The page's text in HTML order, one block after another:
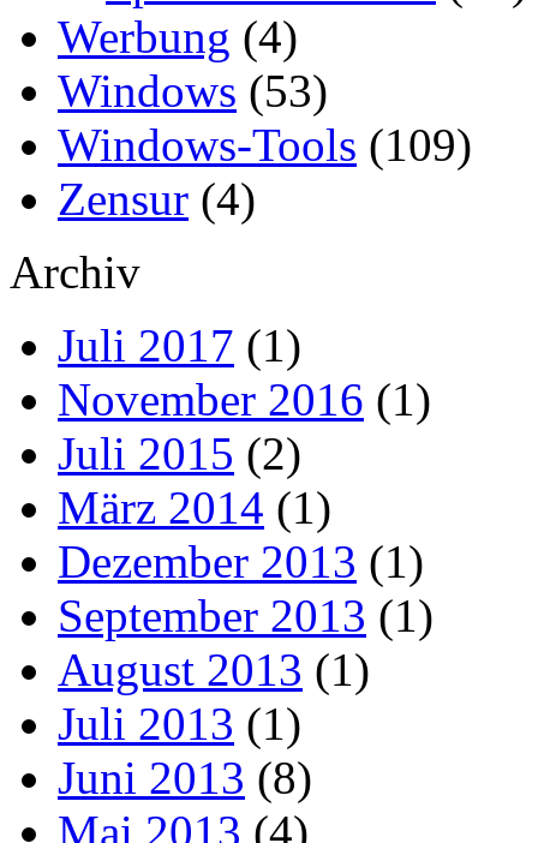
Werbung (4)
Windows (53)
Windows-Tools (109)
Zensur (4)
Archiv
Juli 2017 (1)
November 2016 (1)
Juli 2015 (2)
März 2014 (1)
Dezember 2013 (1)
September 2013 (1)
August 2013 (1)
Juli 2013 (1)
Juni 2013 (8)
Mai 2013 (4)